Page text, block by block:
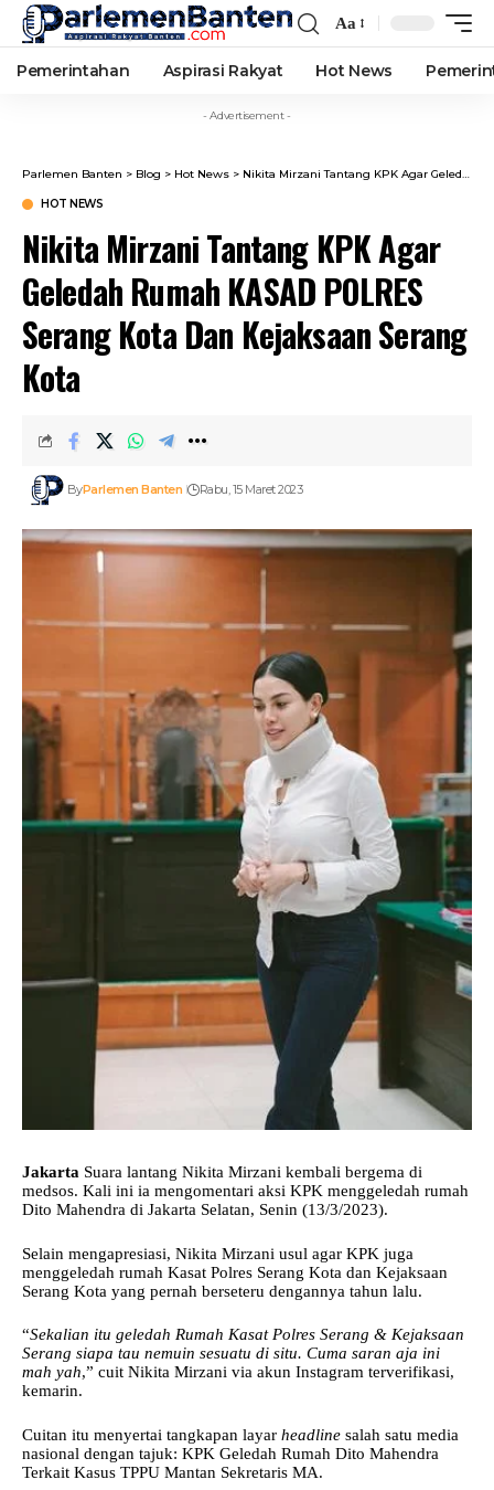
Font
Resizer
Aa
Pemerintahan Aspirasi Rakyat Hot News
- Advertisement -
Parlemen Banten > Blog > Hot News > Nikita Mirzani Tantang KPK Agar Geledah Rumah KASAD POLRES Serang Kota Dan Kejaksaan Serang Kota
HOT NEWS
Nikita Mirzani Tantang KPK Agar
Geledah Rumah KASAD POLRES
Serang Kota Dan Kejaksaan Serang
Kota
ByParlemen Banten Rabu, 15 Maret 2023
Jakarta Suara lantang Nikita Mirzani kembali bergema di
medsos. Kali ini ia mengomentari aksi KPK menggeledah rumah
Dito Mahendra di Jakarta Selatan, Senin (13/3/2023).
Selain mengapresiasi, Nikita Mirzani usul agar KPK juga
menggeledah rumah Kasat Polres Serang Kota dan Kejaksaan
Serang Kota yang pernah berseteru dengannya tahun lalu.
“Sekalian itu geledah Rumah Kasat Polres Serang & Kejaksaan
Serang siapa tau nemuin sesuatu di situ. Cuma saran aja ini
mah yah,” cuit Nikita Mirzani via akun Instagram terverifikasi,
kemarin.
Cuitan itu menyertai tangkapan layar headline salah satu media
nasional dengan tajuk: KPK Geledah Rumah Dito Mahendra
Terkait Kasus TPPU Mantan Sekretaris MA.